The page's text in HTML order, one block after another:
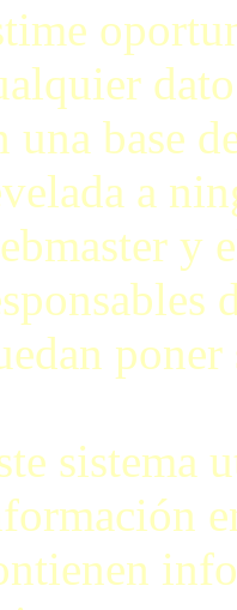
una base
a
y
sistema